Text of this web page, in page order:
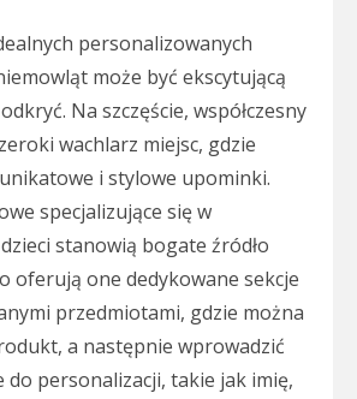
personalizowanych
może być ekscytującą
Na szczęście, współczesny
wachlarz miejsc, gdzie
i stylowe upominki.
specjalizujące się w
stanowią bogate źródło
oferują one dedykowane sekcje
przedmiotami, gdzie można
a następnie wprowadzić
do personalizacji, takie jak imię,